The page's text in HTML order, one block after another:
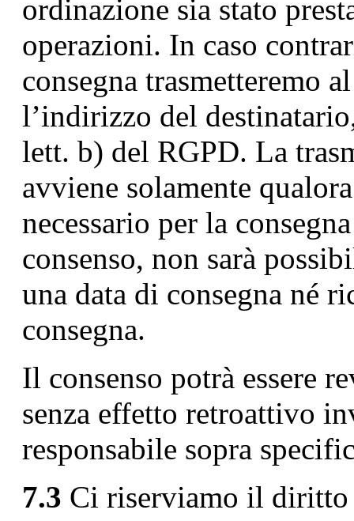
ordinazione sia stato
operazioni. In caso
consegna trasmetteremo
l’indirizzo del
lett. b) del RGPD. La
avviene solamente
necessario per la
consenso, non sarà
una data di consegna né
consegna.
Il consenso potrà essere
senza effetto retroattivo
responsabile sopra
7.3 Ci riserviamo il diritto